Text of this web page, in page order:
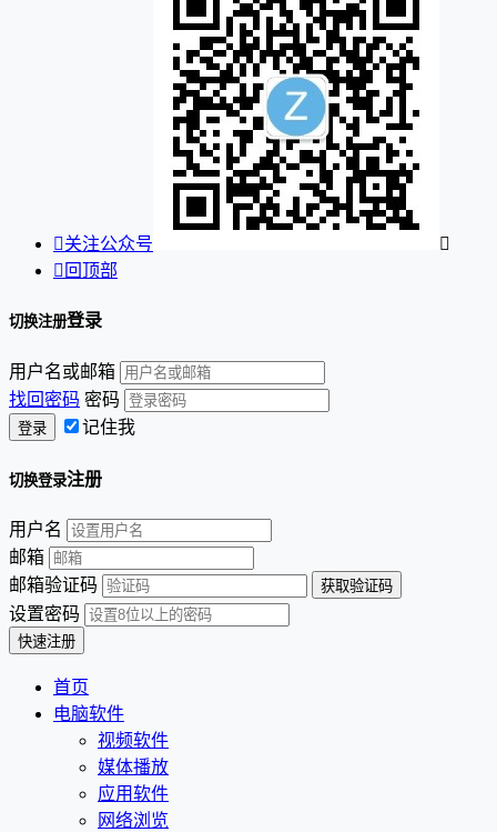
关注公众号

 回顶部
切换注册登录
用户名或邮箱
找回密码 密码
记住我
切换登录注册
用户名
邮箱
邮箱验证码
设置密码
首页
电脑软件
视频软件
媒体播放
应用软件
网络浏览